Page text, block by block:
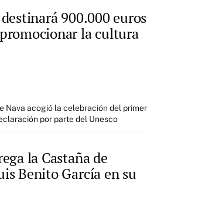
900.000 euros
la cultura
Nava acogió la celebración del primer
por parte del Unesco
la Castaña de
Benito García en su